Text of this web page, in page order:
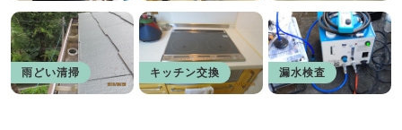
雨どい清掃 キッチン交換 漏水検査